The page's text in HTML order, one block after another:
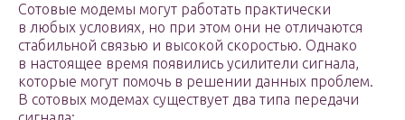
Сотовые модемы могут работать практически
в любых условиях, но при этом они не отличаются
стабильной связью и высокой скоростью. Однако
в настоящее время появились усилители сигнала,
которые могут помочь в решении данных проблем.
В сотовых модемах существует два типа передачи